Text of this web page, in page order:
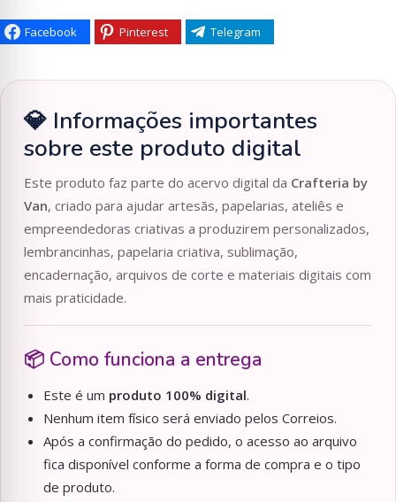
Facebook Pinterest Telegram
💎 Informações importantes
sobre este produto digital
Este produto faz parte do acervo digital da Crafteria by
Van, criado para ajudar artesãs, papelarias, ateliês e
empreendedoras criativas a produzirem personalizados,
lembrancinhas, papelaria criativa, sublimação,
encadernação, arquivos de corte e materiais digitais com
mais praticidade.
📦 Como funciona a entrega
Este é um produto 100% digital.
Nenhum item físico será enviado pelos Correios.
Após a confirmação do pedido, o acesso ao arquivo
fica disponível conforme a forma de compra e o tipo
de produto.